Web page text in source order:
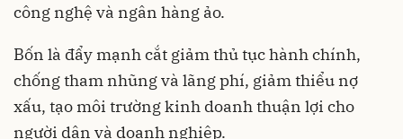
công nghệ và ngân hàng ảo.
Bốn là đẩy mạnh cắt giảm thủ tục hành chính,
chống tham nhũng và lãng phí, giảm thiểu nợ
xấu, tạo môi trường kinh doanh thuận lợi cho
người dân và doanh nghiệp.